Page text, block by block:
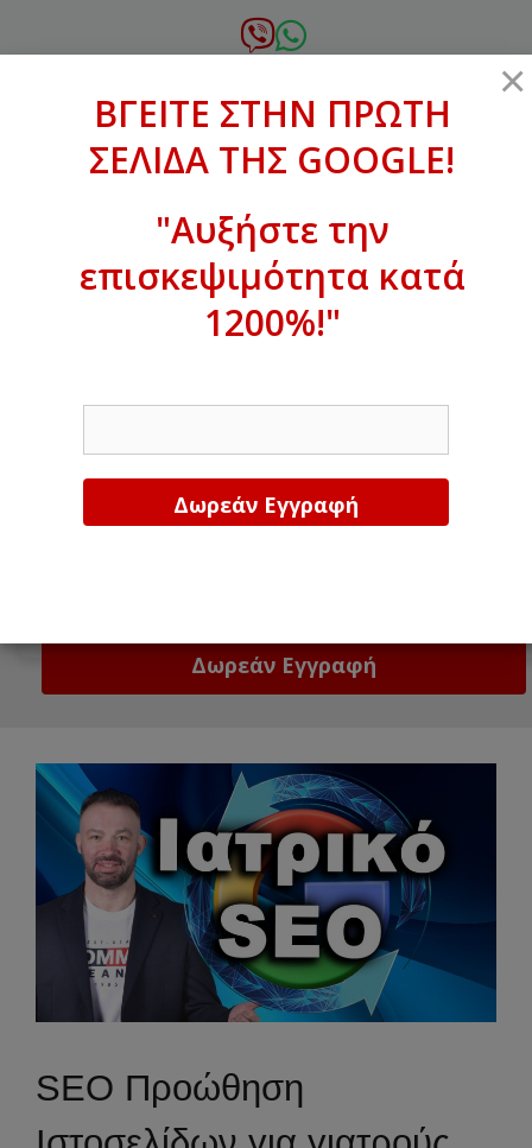
σε
xanthogenous@gmail.com
ΒΓΕΙΤΕ ΣΤΗΝ ΠΡΩΤΗ ΣΕΛΙΔΑ ΤΗΣ
GOOGLE!
SEO Προώθηση
×
ΒΓΕΙΤΕ ΣΤΗΝ ΠΡΩΤΗ
ΣΕΛΙΔΑ ΤΗΣ GOOGLE!
"Αυξήστε την
επισκεψιμότητα κατά
1200%!"